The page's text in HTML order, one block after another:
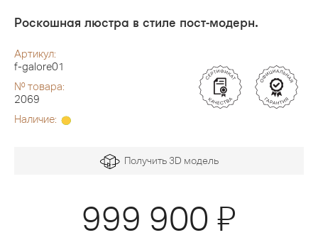
Роскошная люстра в стиле пост-модерн.
Артикул:
f-galore01
№ товара:
2069
Наличие:
Получить 3D модель
999 900 Я